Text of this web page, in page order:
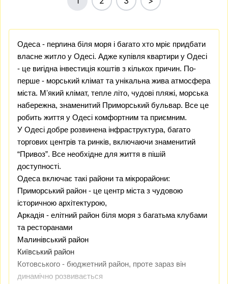
Одеса - перлина біля моря і багато хто мріє придбати
власне житло у Одесі. Адже купівля квартири у Одесі
- це вигідна інвестиція коштів з кількох причин. По-
перше - морський клімат та унікальна жива атмосфера
міста. Мʼякий клімат, тепле літо, чудові пляжі, морська
набережна, знаменитий Приморський бульвар. Все це
робить життя у Одесі комфортним та приємним.
У Одесі добре розвинена інфраструктура, багато
торгових центрів та ринків, включаючи знаменитий
“Привоз”. Все необхідне для життя в пішій
доступності.
Одеса включає такі райони та мікрорайони:
Приморський район - це центр міста з чудовою
історичною архітектурою,
Аркадія - елітний район біля моря з багатьма клубами
та ресторанами
Малинівський район
Київський район
Котовського - бюджетний район, проте зараз він
динамічно розвивається